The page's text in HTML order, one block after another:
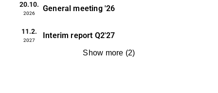
20.10.
2026
General meeting '26
11.2.
2027
Interim report Q2'27
Show more (2)